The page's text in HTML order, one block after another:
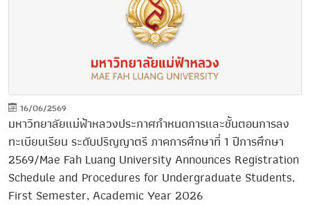
16/06/2569
มหาวิทยาลัยแม่ฟ้าหลวงประกาศกำหนดการและขั้นตอนการลง
ทะเบียนเรียน ระดับปริญญาตรี ภาคการศึกษาที่ 1 ปีการศึกษา
2569/Mae Fah Luang University Announces Registration
Schedule and Procedures for Undergraduate Students,
First Semester, Academic Year 2026